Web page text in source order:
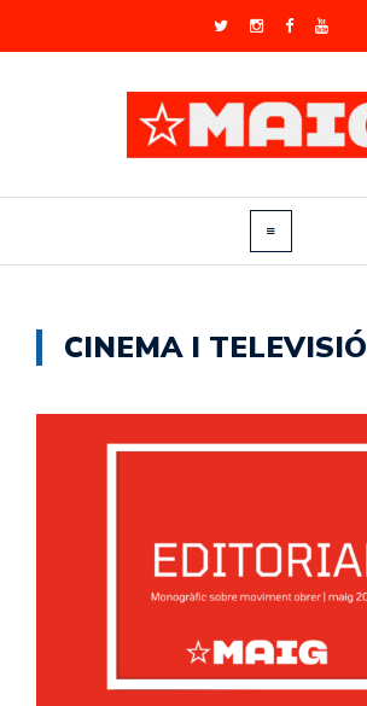
CINEMA I TELEVISIÓ